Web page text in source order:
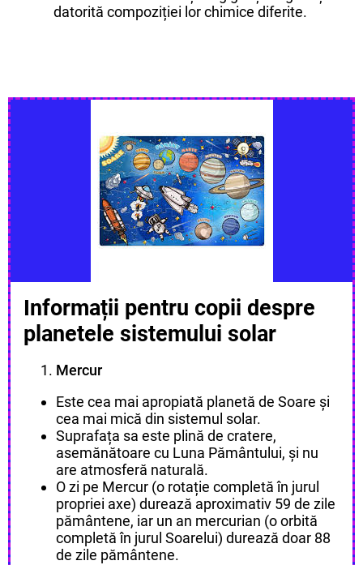
datorită compoziției lor chimice diferite.
Informații pentru copii despre
planetele sistemului solar
Mercur
Este cea mai apropiată planetă de Soare și
cea mai mică din sistemul solar.
Suprafața sa este plină de cratere,
asemănătoare cu Luna Pământului, și nu
are atmosferă naturală.
O zi pe Mercur (o rotație completă în jurul
propriei axe) durează aproximativ 59 de zile
pământene, iar un an mercurian (o orbită
completă în jurul Soarelui) durează doar 88
de zile pământene.